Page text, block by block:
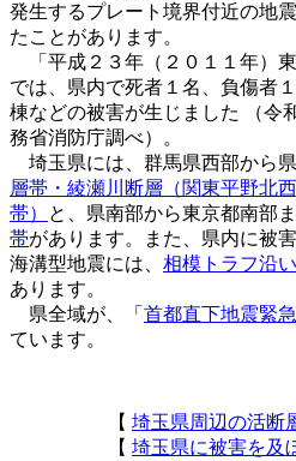
発生するプレート境界付近の地
たことがあります。
「平成２３年（２０１１年）東
では、県内で死者１名、負傷者
棟などの被害が生じました （令
務省消防庁調べ）。
埼玉県には、群馬県西部から
層帯・綾瀬川断層（関東平野北
帯）
と、県南部から東京都南部
帯があります。また、県内に被
海溝型地震には、 相模トラフ沿
あります。
県全域が、「 首都直下地震緊
ています。
【 埼玉県周辺の活断
【 埼玉県に被害を及